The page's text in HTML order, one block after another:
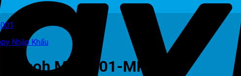
Nhập Khẩu
Ricoh MP 4001-MP 5001